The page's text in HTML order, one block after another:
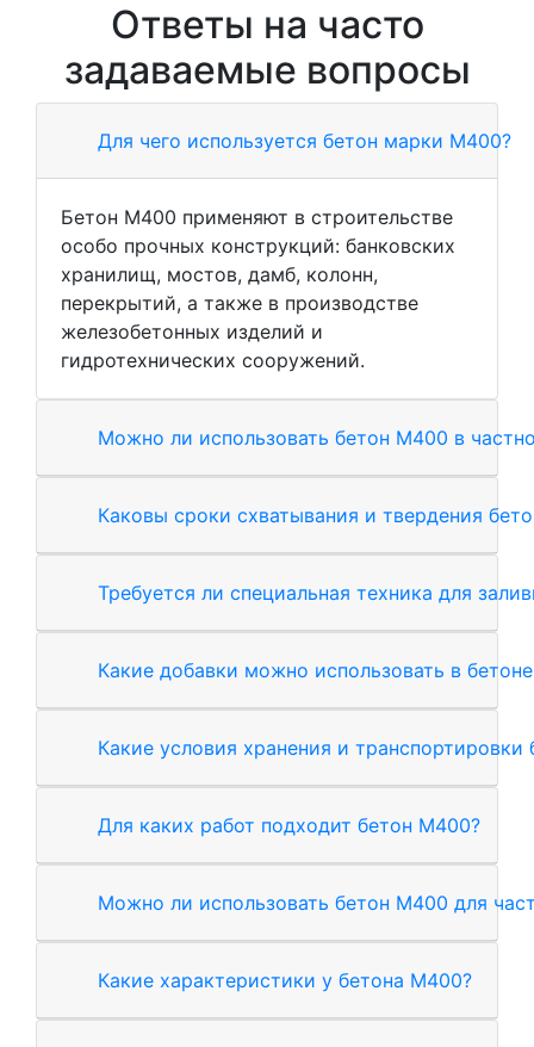
Ответы на часто
задаваемые вопросы
Для чего используется бетон марки М400?
Бетон М400 применяют в строительстве
особо прочных конструкций: банковских
хранилищ, мостов, дамб, колонн,
перекрытий, а также в производстве
железобетонных изделий и
гидротехнических сооружений.
Можно ли использовать бетон М400 в
Каковы сроки схватывания и твердения
Требуется ли специальная техника для
Какие добавки можно использовать в
Какие условия хранения и
Для каких работ подходит бетон М400?
Можно ли использовать бетон М400 для
Какие характеристики у бетона М400?